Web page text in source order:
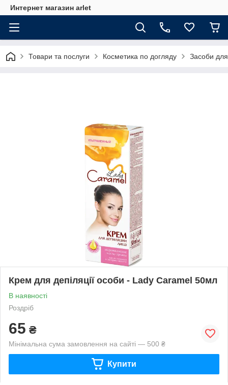
Интернет магазин arlet
Товари та послуги Косметика по догляду Засоби для
Крем для депіляції особи - Lady Caramel 50мл
В наявності
Роздріб
65 ₴
Мінімальна сума замовлення на сайті — 500 ₴
Купити